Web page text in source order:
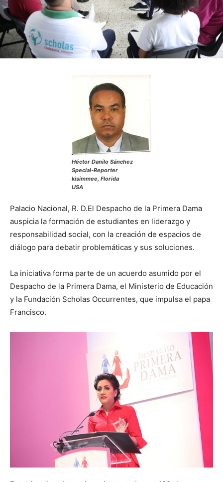
Héctor Danilo Sánchez
Special-Reporter
kisimmee, Florida
USA
Palacio Nacional, R. D.El Despacho de la Primera Dama
auspicia la formación de estudiantes en liderazgo y
responsabilidad social, con la creación de espacios de
diálogo para debatir problemáticas y sus soluciones.
La iniciativa forma parte de un acuerdo asumido por el
Despacho de la Primera Dama, el Ministerio de Educación
y la Fundación Scholas Occurrentes, que impulsa el papa
Francisco.